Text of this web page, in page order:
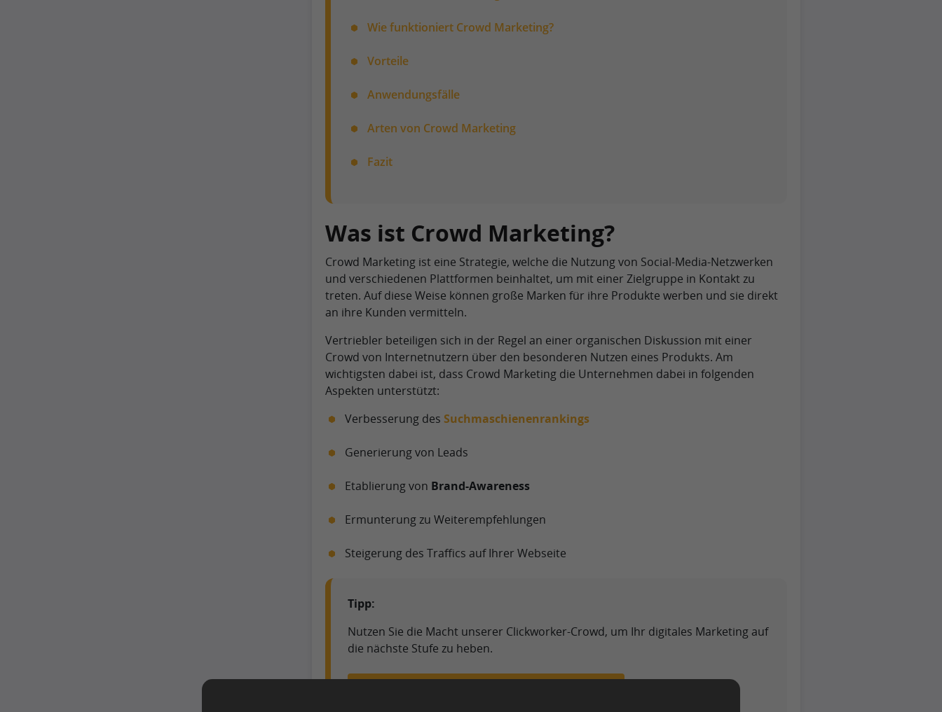
Wie funktioniert Crowd Marketing?
Vorteile
Anwendungsfälle
Arten von Crowd Marketing
Fazit
Was ist Crowd Marketing?
Crowd Marketing ist eine Strategie, welche die Nutzung von Social-Media-Netzwerken
und verschiedenen Plattformen beinhaltet, um mit einer Zielgruppe in Kontakt zu
treten. Auf diese Weise können große Marken für ihre Produkte werben und sie direkt
an ihre Kunden vermitteln.
Vertriebler beteiligen sich in der Regel an einer organischen Diskussion mit einer
Crowd von Internetnutzern über den besonderen Nutzen eines Produkts. Am
wichtigsten dabei ist, dass Crowd Marketing die Unternehmen dabei in folgenden
Aspekten unterstützt:
Verbesserung des Suchmaschienenrankings
Generierung von Leads
Etablierung von Brand-Awareness
Ermunterung zu Weiterempfehlungen
Steigerung des Traffics auf Ihrer Webseite
Tipp:
Nutzen Sie die Macht unserer Clickworker-Crowd, um Ihr digitales Marketing auf
die nächste Stufe zu heben.